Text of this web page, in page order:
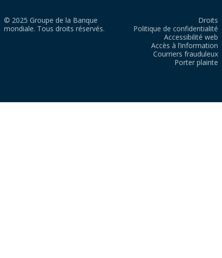
© 2025 Groupe de la Banque
mondiale. Tous droits réservés.
Droits
Politique de confidentialité
Accessibilité web
Accès à l’information
Courriers frauduleux
Porter plainte